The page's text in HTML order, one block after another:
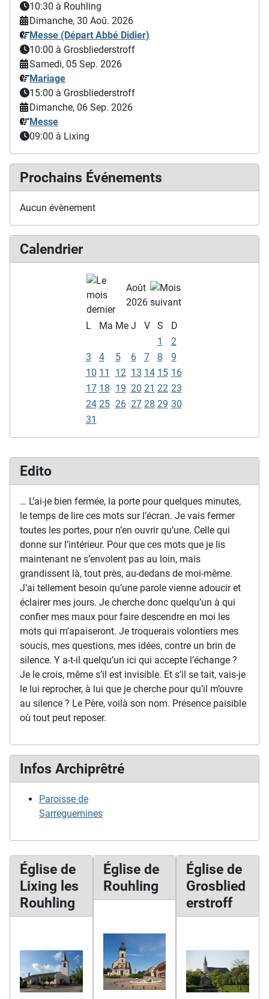
Edito
… L’ai-je bien fermée, la porte pour quelques minutes,
le temps de lire ces mots sur l’écran. Je vais fermer
toutes les portes, pour n’en ouvrir qu’une. Celle qui
donne sur l’intérieur. Pour que ces mots que je lis
maintenant ne s’envolent pas au loin, mais
grandissent là, tout près, au-dedans de moi-même.
J’ai tellement besoin qu’une parole vienne adoucir et
éclairer mes jours. Je cherche donc quelqu’un à qui
confier mes maux pour faire descendre en moi les
mots qui m’apaiseront. Je troquerais volontiers mes
soucis, mes questions, mes idées, contre un brin de
silence. Y a-t-il quelqu’un ici qui accepte l’échange ?
Je le crois, même s’il est invisible. Et s’il se tait, vais-je
le lui reprocher, à lui que je cherche pour qu’il m’ouvre
au silence ? Le Père, voilà son nom. Présence paisible
où tout peut reposer.
Infos Archiprêtré
Paroisse de
Sarreguemines
10:30 à Rouhling
Dimanche, 30 Aoû. 2026
Messe (Départ Abbé Didier)
10:00 à Grosbliederstroff
Samedi, 05 Sep. 2026
Mariage
15:00 à Grosbliederstroff
Dimanche, 06 Sep. 2026
Messe
09:00 à Lixing
Prochains Événements
Aucun évènement
Calendrier
Août
2026
L Ma Me J V S
D
1
2
3
4 5 6 7 8
9
10 11 12 13 14 15 16
17 18 19 20 21 22 23
24 25 26 27 28 29 30
31
Église de
Lixing les
Rouhling
Église de
Rouhling
Église de
Grosblied
erstroff